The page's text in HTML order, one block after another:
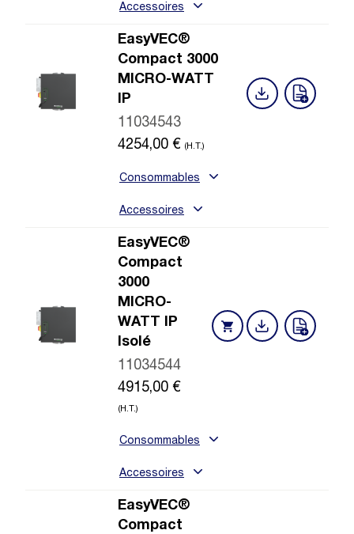
Accessoires
EasyVEC®
Compact 3000
MICRO-WATT
IP
11034543
4254,00 € (H.T.)
Consommables
Accessoires
EasyVEC®
Compact
3000
MICRO-
WATT IP
Isolé
11034544
4915,00 €
(H.T.)
Consommables
Accessoires
EasyVEC®
Compact